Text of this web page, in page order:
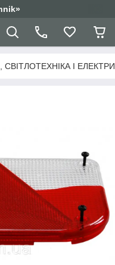
СВІТЛОТЕХНІКА І